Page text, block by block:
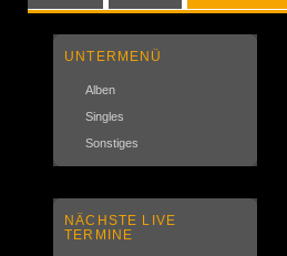
UNTERMENÜ
Alben
Singles
Sonstiges
NÄCHSTE LIVE
TERMINE